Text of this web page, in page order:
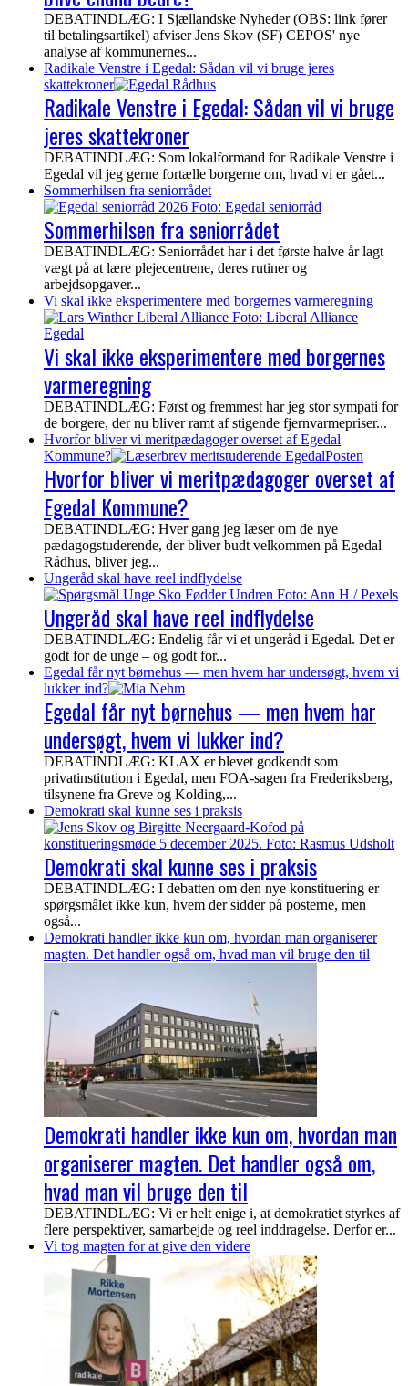
DEBATINDLÆG: I Sjællandske Nyheder (OBS: link fører
til betalingsartikel) afviser Jens Skov (SF) CEPOS' nye
analyse af kommunernes...
Radikale Venstre i Egedal: Sådan vil vi bruge jeres
skattekroner
Radikale Venstre i Egedal: Sådan vil vi bruge
jeres skattekroner
DEBATINDLÆG: Som lokalformand for Radikale Venstre i
Egedal vil jeg gerne fortælle borgerne om, hvad vi er gået...
Sommerhilsen fra seniorrådet
Sommerhilsen fra seniorrådet
DEBATINDLÆG: Seniorrådet har i det første halve år lagt
vægt på at lære plejecentrene, deres rutiner og
arbejdsopgaver...
Vi skal ikke eksperimentere med borgernes varmeregning
Vi skal ikke eksperimentere med borgernes
varmeregning
DEBATINDLÆG: Først og fremmest har jeg stor sympati for
de borgere, der nu bliver ramt af stigende fjernvarmepriser...
Hvorfor bliver vi meritpædagoger overset af Egedal
Kommune?
Hvorfor bliver vi meritpædagoger overset af
Egedal Kommune?
DEBATINDLÆG: Hver gang jeg læser om de nye
pædagogstuderende, der bliver budt velkommen på Egedal
Rådhus, bliver jeg...
Ungeråd skal have reel indflydelse
Ungeråd skal have reel indflydelse
DEBATINDLÆG: Endelig får vi et ungeråd i Egedal. Det er
godt for de unge – og godt for...
Egedal får nyt børnehus — men hvem har undersøgt, hvem vi
lukker ind?
Egedal får nyt børnehus — men hvem har
undersøgt, hvem vi lukker ind?
DEBATINDLÆG: KLAX er blevet godkendt som
privatinstitution i Egedal, men FOA-sagen fra Frederiksberg,
tilsynene fra Greve og Kolding,...
Demokrati skal kunne ses i praksis
Demokrati skal kunne ses i praksis
DEBATINDLÆG: I debatten om den nye konstituering er
spørgsmålet ikke kun, hvem der sidder på posterne, men
også...
Demokrati handler ikke kun om, hvordan man organiserer
magten. Det handler også om, hvad man vil bruge den til
Demokrati handler ikke kun om, hvordan man
organiserer magten. Det handler også om,
hvad man vil bruge den til
DEBATINDLÆG: Vi er helt enige i, at demokratiet styrkes af
flere perspektiver, samarbejde og reel inddragelse. Derfor er...
Vi tog magten for at give den videre